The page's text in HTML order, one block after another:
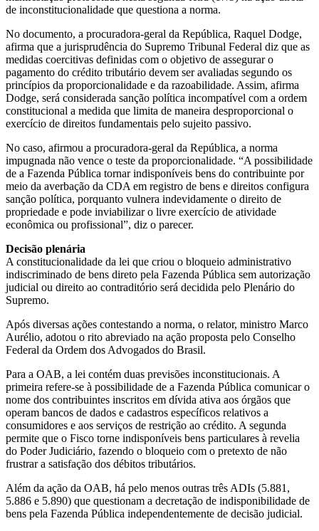
de inconstitucionalidade que questiona a norma.
No documento, a procuradora-geral da República, Raquel Dodge,
afirma que a jurisprudência do Supremo Tribunal Federal diz que as
medidas coercitivas definidas com o objetivo de assegurar o
pagamento do crédito tributário devem ser avaliadas segundo os
princípios da proporcionalidade e da razoabilidade. Assim, afirma
Dodge, será considerada sanção política incompatível com a ordem
constitucional a medida que limita de maneira desproporcional o
exercício de direitos fundamentais pelo sujeito passivo.
No caso, afirmou a procuradora-geral da República, a norma
impugnada não vence o teste da proporcionalidade. “A possibilidade
de a Fazenda Pública tornar indisponíveis bens do contribuinte por
meio da averbação da CDA em registro de bens e direitos configura
sanção política, porquanto vulnera indevidamente o direito de
propriedade e pode inviabilizar o livre exercício de atividade
econômica ou profissional”, diz o parecer.
Decisão plenária
A constitucionalidade da lei que criou o bloqueio administrativo
indiscriminado de bens direto pela Fazenda Pública sem autorização
judicial ou direito ao contraditório será decidida pelo Plenário do
Supremo.
Após diversas ações contestando a norma, o relator, ministro Marco
Aurélio, adotou o rito abreviado na ação proposta pelo Conselho
Federal da Ordem dos Advogados do Brasil.
Para a OAB, a lei contém duas previsões inconstitucionais. A
primeira refere-se à possibilidade de a Fazenda Pública comunicar o
nome dos contribuintes inscritos em dívida ativa aos órgãos que
operam bancos de dados e cadastros específicos relativos a
consumidores e aos serviços de restrição ao crédito. A segunda
permite que o Fisco torne indisponíveis bens particulares à revelia
do Poder Judiciário, fazendo o bloqueio com o pretexto de não
frustrar a satisfação dos débitos tributários.
Além da ação da OAB, há pelo menos outras três ADIs (5.881,
5.886 e 5.890) que questionam a decretação de indisponibilidade de
bens pela Fazenda Pública independentemente de decisão judicial.